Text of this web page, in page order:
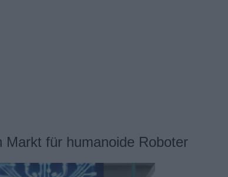
Markt für humanoide Roboter